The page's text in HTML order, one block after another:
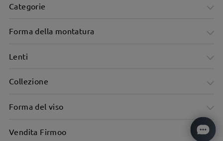
Categorie
Forma della montatura
Lenti
Collezione
Forma del viso
Vendita Firmoo